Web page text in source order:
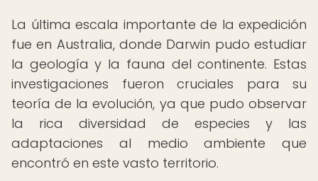
La última escala importante de la expedición
fue en Australia, donde Darwin pudo estudiar
la geología y la fauna del continente. Estas
investigaciones fueron cruciales para su
teoría de la evolución, ya que pudo observar
la rica diversidad de especies y las
adaptaciones al medio ambiente que
encontró en este vasto territorio.